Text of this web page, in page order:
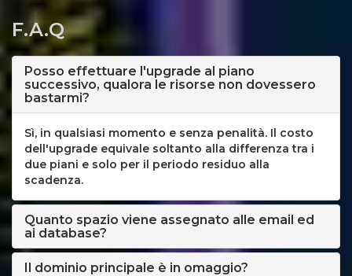
F.A.Q
Posso effettuare l'upgrade al piano
successivo, qualora le risorse non dovessero
bastarmi?
Sì, in qualsiasi momento e senza penalità. Il costo
dell'upgrade equivale soltanto alla differenza tra i
due piani e solo per il periodo residuo alla
scadenza.
Quanto spazio viene assegnato alle email ed
ai database?
Il dominio principale è in omaggio?